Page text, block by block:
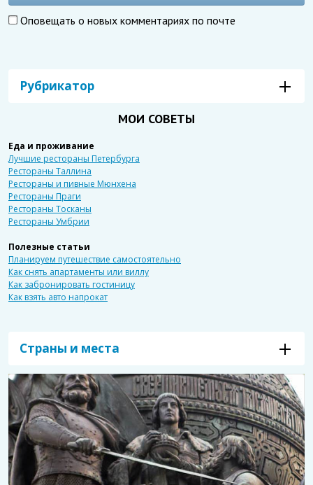
Оповещать о новых комментариях по почте
Рубрикатор
МОИ СОВЕТЫ
Еда и проживание
Лучшие рестораны Петербурга
Рестораны Таллина
Рестораны и пивные Мюнхена
Рестораны Праги
Рестораны Тосканы
Рестораны Умбрии
Полезные статьи
Планируем путешествие самостоятельно
Как снять апартаменты или виллу
Как забронировать гостиницу
Как взять авто напрокат
Страны и места